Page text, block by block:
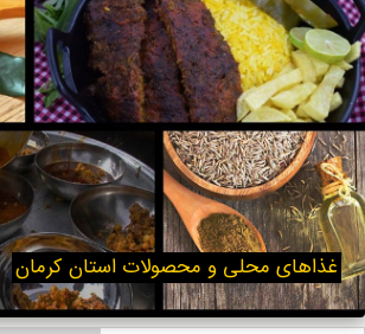
غذاهای محلی و محصولات استان کرمان